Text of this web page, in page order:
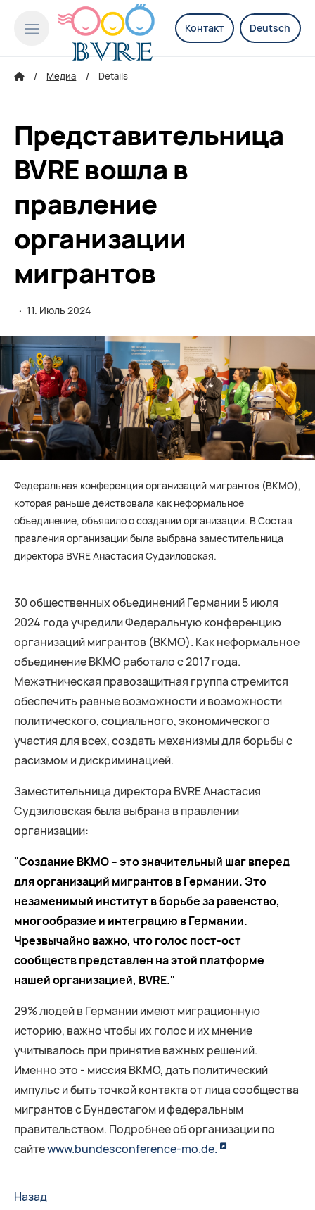
Контакт Deutsch
Медиа Details
Представительница
BVRE вошла в
правление
организации
мигрантов
· 11. Июль 2024
Федеральная конференция организаций мигрантов (BKMO),
которая раньше действовала как неформальное
объединение, объявило о создании организации. В Состав
правления организации была выбрана заместительница
директора BVRE Анастасия Судзиловская.
30 общественных объединений Германии 5 июля
2024 года учредили Федеральную конференцию
организаций мигрантов (BKMO). Как неформальное
объединение BKMO работало с 2017 года.
Межэтническая правозащитная группа стремится
обеспечить равные возможности и возможности
политического, социального, экономического
участия для всех, создать механизмы для борьбы с
расизмом и дискриминацией.
Заместительница директора BVRE Анастасия
Судзиловская была выбрана в правлении
организации:
"Cоздание BKMO – это значительный шаг вперед
для организаций мигрантов в Германии. Это
незаменимый институт в борьбе за равенство,
многообразие и интеграцию в Германии.
Чрезвычайно важно, что голос пост-ост
сообществ представлен на этой платформе
нашей организацией, BVRE."
29% людей в Германии имеют миграционную
историю, важно чтобы их голос и их мнение
учитывалось при принятие важных решений.
Именно это - миссия BKMO, дать политический
импульс и быть точкой контакта от лица сообщества
мигрантов с Бундестагом и федеральным
правительством. Подробнее об организации по
сайтеwww.bundesconference-mo.de.
Назад